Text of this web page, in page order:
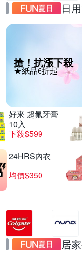
日
搶！抗漲下殺
★紙品6折起
好來 超氟牙膏
10入
下殺$599
24HRS內衣
均價$350
居